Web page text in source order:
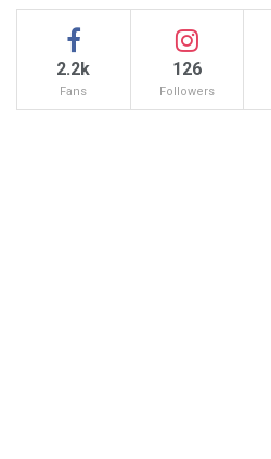
2.2k
Fans
126
Followers